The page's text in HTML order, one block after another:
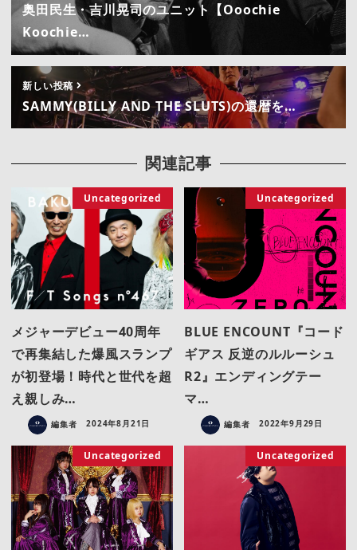
奥田民生・吉川晃司のユニット【Ooochie
Koochie…
新しい投稿
SAMMY(BILLY AND THE SLUTS)の還暦を…
関連記事
Uncategorized
メジャーデビュー40周年
で再集結した爆風スランプ
が初登場！時代と世代を超
え親しみ…
編集者 2024年8月21日
Uncategorized
BLUE ENCOUNT『コード
ギアス 反逆のルルーシュ
R2』エンディングテー
マ…
編集者 2022年9月29日
Uncategorized Uncategorized